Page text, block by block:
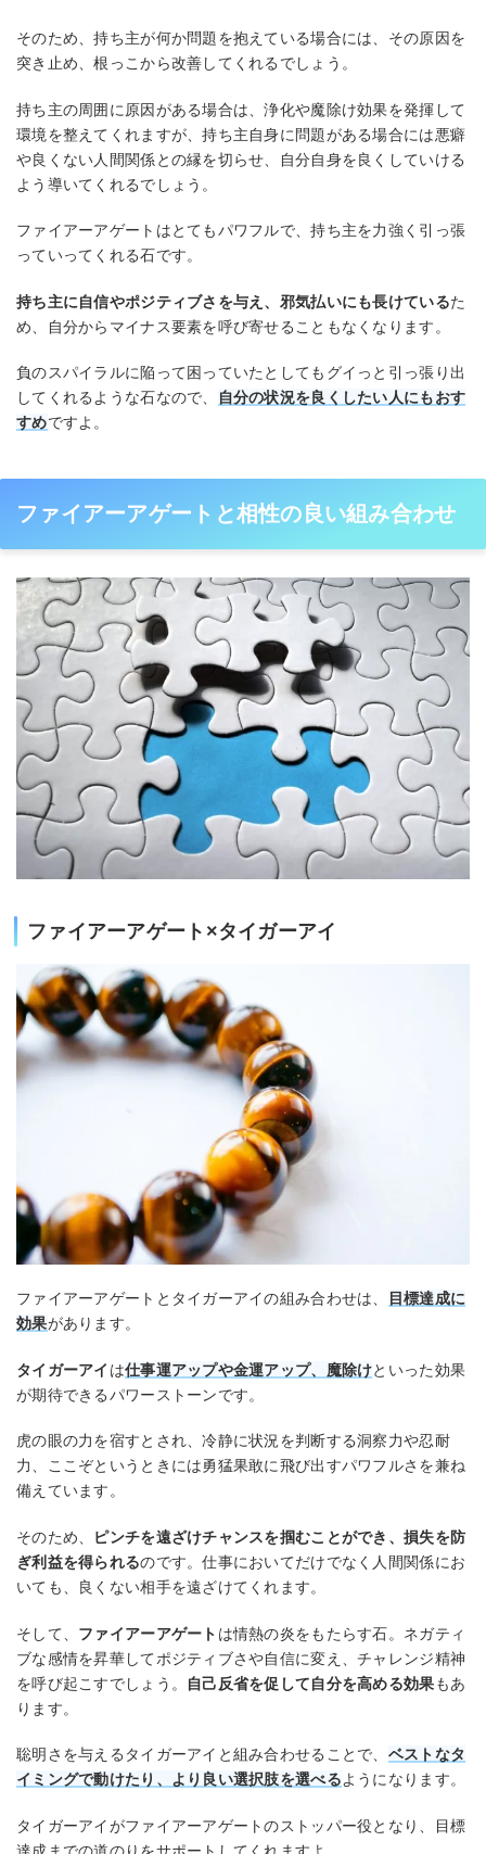
そのため、持ち主が何か問題を抱えている場合には、その原因を
突き止め、根っこから改善してくれるでしょう。
持ち主の周囲に原因がある場合は、浄化や魔除け効果を発揮して
環境を整えてくれますが、持ち主自身に問題がある場合には悪癖
や良くない人間関係との縁を切らせ、自分自身を良くしていける
よう導いてくれるでしょう。
ファイアーアゲートはとてもパワフルで、持ち主を力強く引っ張
っていってくれる石です。
持ち主に自信やポジティブさを与え、邪気払いにも長けているた
め、自分からマイナス要素を呼び寄せることもなくなります。
負のスパイラルに陥って困っていたとしてもグイっと引っ張り出
してくれるような石なので、
自分の状況を良くしたい人にもおす
すめですよ。
ファイアーアゲートと相性の良い組み合わせ
ファイアーアゲート×タイガーアイ
ファイアーアゲートとタイガーアイの組み合わせは、
目標達成に
効果があります。
タイガーアイ は仕事運アップや金運アップ、魔除けといった効果
が期待できるパワーストーンです。
虎の眼の力を宿すとされ、冷静に状況を判断する洞察力や忍耐
力、ここぞというときには勇猛果敢に飛び出すパワフルさを兼ね
備えています。
そのため、 ピンチを遠ざけチャンスを掴むことができ、損失を防
ぎ利益を得られるのです。仕事においてだけでなく人間関係にお
いても、良くない相手を遠ざけてくれます。
そして、 ファイアーアゲート は情熱の炎をもたらす石。ネガティ
ブな感情を昇華してポジティブさや自信に変え、チャレンジ精神
を呼び起こすでしょう。
自己反省を促して自分を高める効果もあ
ります。
聡明さを与えるタイガーアイと組み合わせることで、 ベストなタ
イミングで動けたり、より良い選択肢を選べるようになります。
タイガーアイがファイアーアゲートのストッパー役となり、目標
達成までの道のりをサポートしてくれますよ。